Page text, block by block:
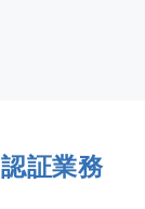
認証業務